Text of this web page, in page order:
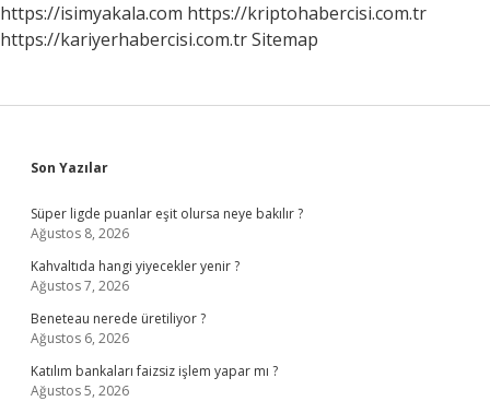
https://isimyakala.com https://kriptohabercisi.com.tr
https://kariyerhabercisi.com.trSitemap
Sidebar
Son Yazılar
Süper ligde puanlar eşit olursa neye bakılır ?
Ağustos 8, 2026
Kahvaltıda hangi yiyecekler yenir ?
Ağustos 7, 2026
Beneteau nerede üretiliyor ?
Ağustos 6, 2026
Katılım bankaları faizsiz işlem yapar mı ?
Ağustos 5, 2026